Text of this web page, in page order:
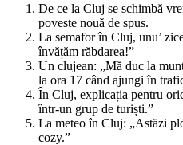
De ce la Cluj se schimbă
poveste nouă de spus.
La semafor în Cluj, unu’
învățăm răbdarea!”
Un clujean: „Mă duc la
la ora 17 când ajungi în
În Cluj, explicația pentru
într-un grup de turiști.”
La meteo în Cluj: „Astăzi
cozy.”